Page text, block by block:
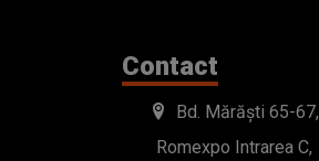
Contact
Bd. Mărăști 65-67,
Romexpo Intrarea C,